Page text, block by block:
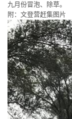
九月份冒泡、除草。
附：文登营赶集图片